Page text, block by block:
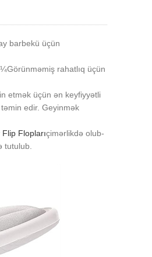
barbekü üçün
rahatlıq üçün
etmək üçün ən keyfiyyətli
edir. Geyinmək
Flip Floplarıçimərlikdə olub-
tutulub.